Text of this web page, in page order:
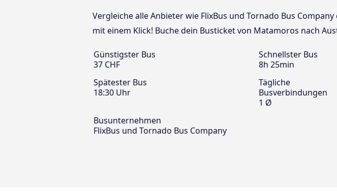
Vergleiche alle Anbieter wie FlixBus und Tornado Bus
mit einem Klick! Buche dein Busticket von Matamoros nach
Günstigster Bus
37 CHF
Schnellster Bus
8h 25min
Spätester Bus
18:30 Uhr
Tägliche
Busverbindungen
1 Ø
Busunternehmen
FlixBus und Tornado Bus Company